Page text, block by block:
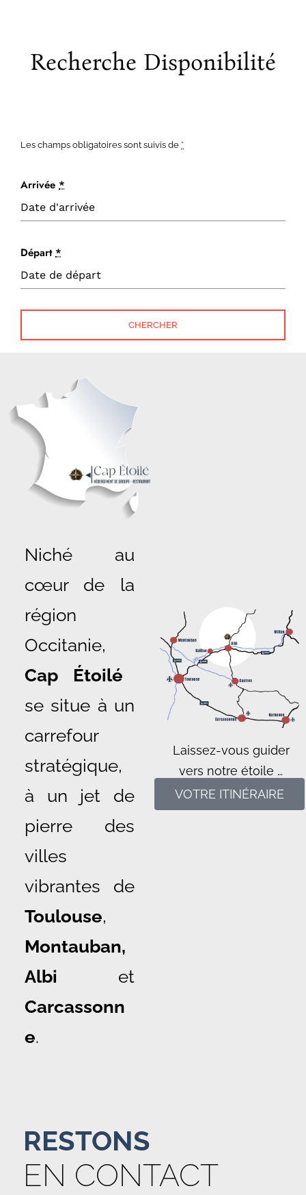
Recherche Disponibilité
Les champs obligatoires sont suivis de *
Arrivée *
Départ*
Niché au
cœur de la
région
Occitanie,
Cap Étoilé
se situe à un
carrefour
stratégique,
à un jet de
pierre des
villes
vibrantes de
Toulouse,
Montauban,
Albi et
Carcassonn
e.
Laissez-vous guider
vers notre étoile …
VOTRE ITINÉRAIRE
RESTONS
EN CONTACT